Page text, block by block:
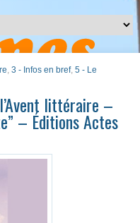
, 3 - Infos en bref, 5 - Le
littéraire –
– Éditions Actes